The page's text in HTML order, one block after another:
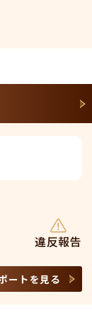
違反報告
ートを見る